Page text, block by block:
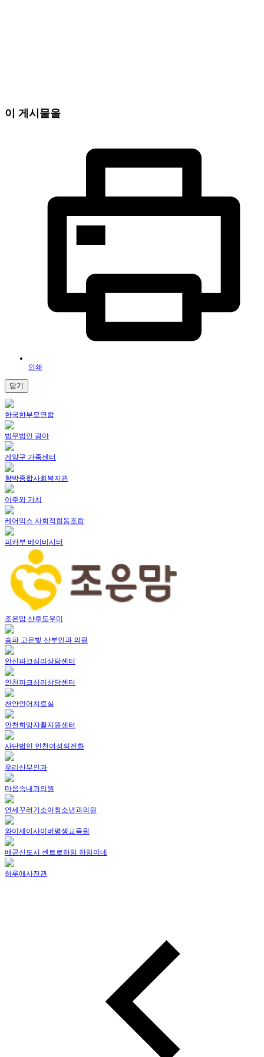
이 게시물을
인쇄
닫기
한국한부모연합
법무법인 광야
계양구 가족센터
함박종합사회복지관
이주와 가치
케어믹스 사회적협동조합
피카부 베이비시터
조은맘 산후도우미
송파 고은빛 산부인과 의원
안산파크심리상담센터
인천파크심리상담센터
천안언어치료실
인천희망자활지원센터
사단법인 인천여성의전화
우리산부인과
마음속내과의원
연세꾸러기소아청소년과의원
와이제이사이버평생교육원
배곧신도시 센트로하임 하임이네
하루애사진관